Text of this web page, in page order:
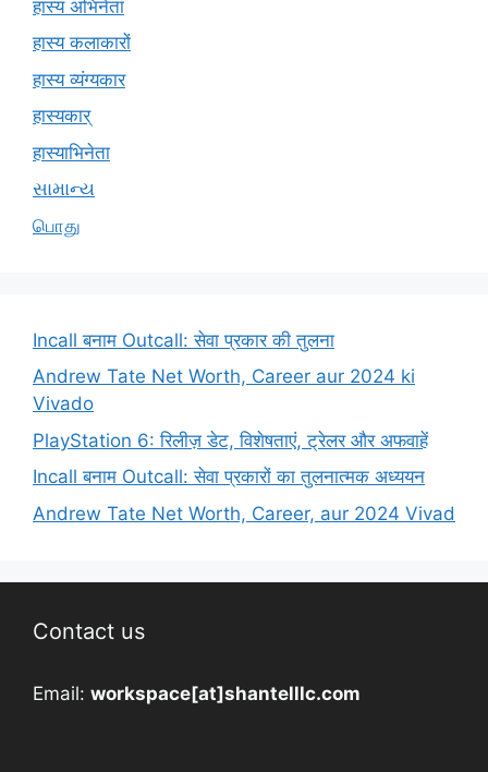
हास्य अभिनेता
हास्य कलाकारों
हास्य व्यंग्यकार
हास्यकार्
हास्याभिनेता
સામાન્ય
பொது
Incall बनाम Outcall: सेवा प्रकार की तुलना
Andrew Tate Net Worth, Career aur 2024 ki
Vivado
PlayStation 6: रिलीज़ डेट, विशेषताएं, ट्रेलर और अफवाहें
Incall बनाम Outcall: सेवा प्रकारों का तुलनात्मक अध्ययन
Andrew Tate Net Worth, Career, aur 2024 Vivad
Contact us
Email: workspace[at]shantelllc.com